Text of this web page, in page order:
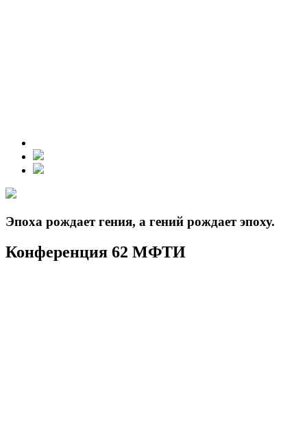
Эпоха рождает гения, а гений рождает эпоху.
Конференция 62 МФТИ